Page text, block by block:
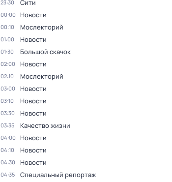
23:30 Сити
00:00 Новости
00:10 Мослекторий
01:00 Новости
01:30 Большой скачок
02:00 Новости
02:10 Мослекторий
03:00 Новости
03:10 Новости
03:30 Новости
03:35 Качество жизни
04:00 Новости
04:10 Новости
04:30 Новости
04:35 Специальный репортаж